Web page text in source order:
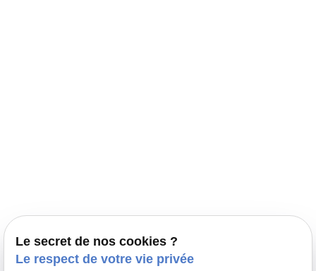
Pensions
Le secret de nos cookies ?
Le respect de votre vie privée